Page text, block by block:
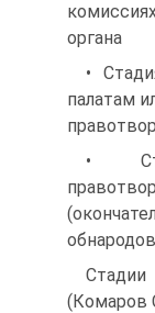
органа
•
палатам
•
(Комаров